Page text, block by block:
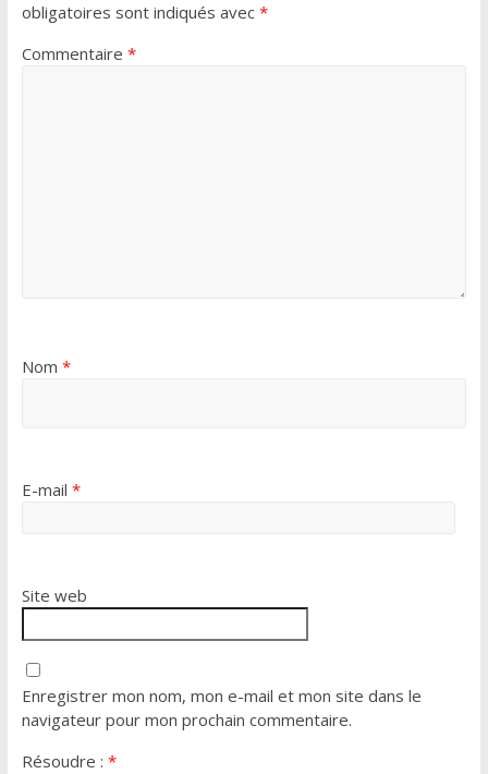
obligatoires sont indiqués avec *
Commentaire *
Nom *
E-mail *
Site web
Enregistrer mon nom, mon e-mail et mon site dans le
navigateur pour mon prochain commentaire.
Résoudre : *